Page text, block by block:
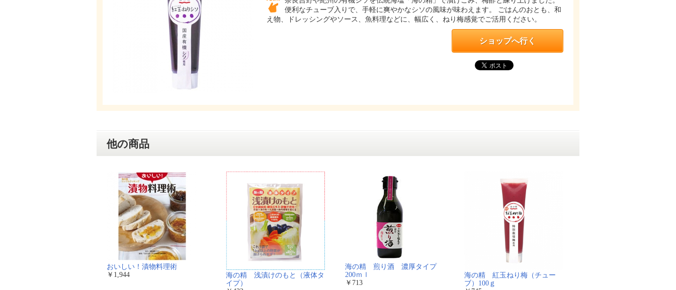
便利なチューブ入りで、手軽に爽やかなシソの風味が味わえます。 ごはんのおとも、和
え物、ドレッシングやソース、魚料理などに、幅広く、ねり梅感覚でご活用ください。
ショップへ行く
他の商品
おいしい！漬物料理術
￥1,944
海の精 浅漬けのもと（液体タ
イプ）
海の精 煎り酒 濃厚タイプ
200ｍｌ
￥713
海の精 紅玉ねり梅（チュー
ブ）100ｇ